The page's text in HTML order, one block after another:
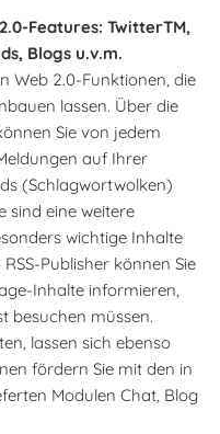
Features: TwitterTM,
Blogs u.v.m.
Web 2.0-Funktionen, die
lassen. Über die
Sie von jedem
auf Ihrer
(Schlagwortwolken)
sind eine weitere
wichtige Inhalte
Publisher können Sie
Inhalte informieren,
besuchen müssen.
lassen sich ebenso
fördern Sie mit den in
Modulen Chat, Blog